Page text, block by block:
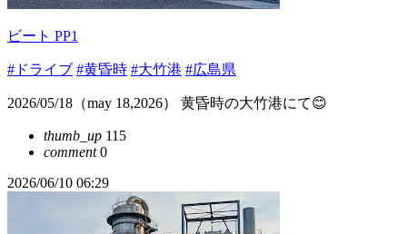
ビート PP1
#ドライブ #黄昏時 #大竹港 #広島県
2026/05/18（may 18,2026） 黄昏時の大竹港にて😊
thumb_up 115
comment0
2026/06/10 06:29